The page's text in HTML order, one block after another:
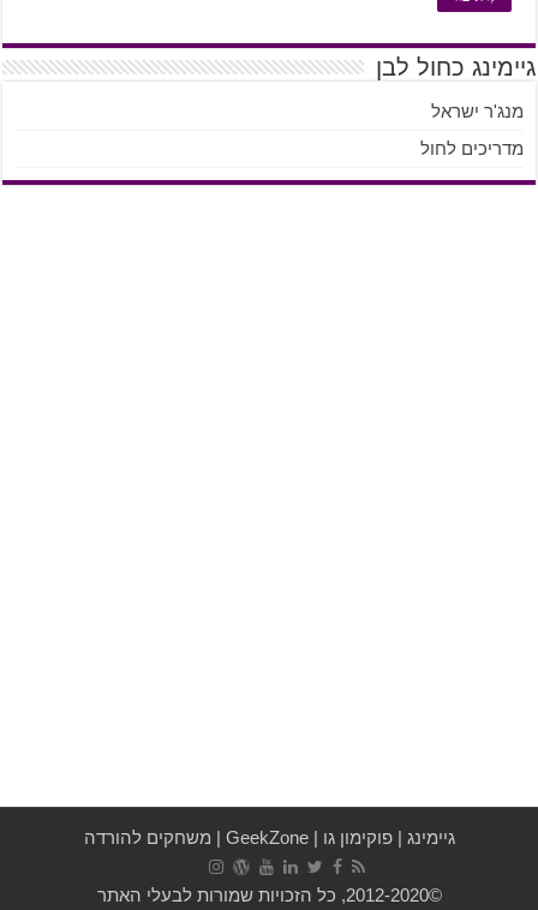
גיימינג כחול לבן
מנג'ר ישראל
מדריכים לחול
גיימינג |פוקימון גו |
GeekZone
| משחקים להורדה
©2012-2020, כל הזכויות שמורות לבעלי האתר